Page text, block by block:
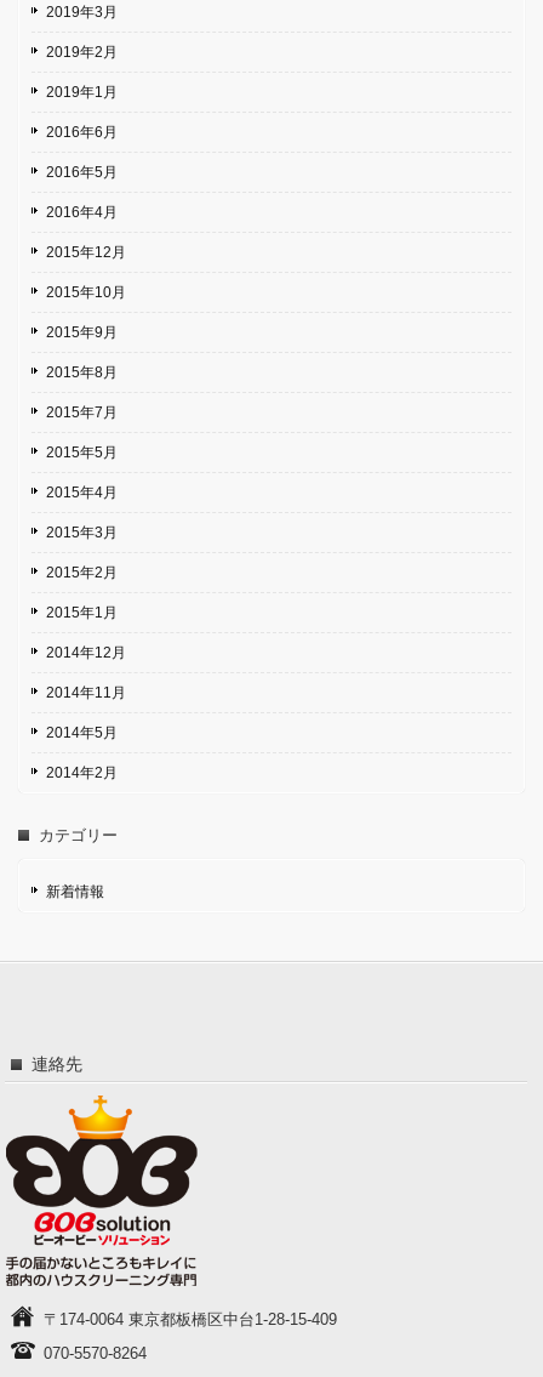
2019年3月
2019年2月
2019年1月
2016年6月
2016年5月
2016年4月
2015年12月
2015年10月
2015年9月
2015年8月
2015年7月
2015年5月
2015年4月
2015年3月
2015年2月
2015年1月
2014年12月
2014年11月
2014年5月
2014年2月
カテゴリー
新着情報
連絡先
〒174-0064 東京都板橋区中台1-28-15-409
070-5570-8264